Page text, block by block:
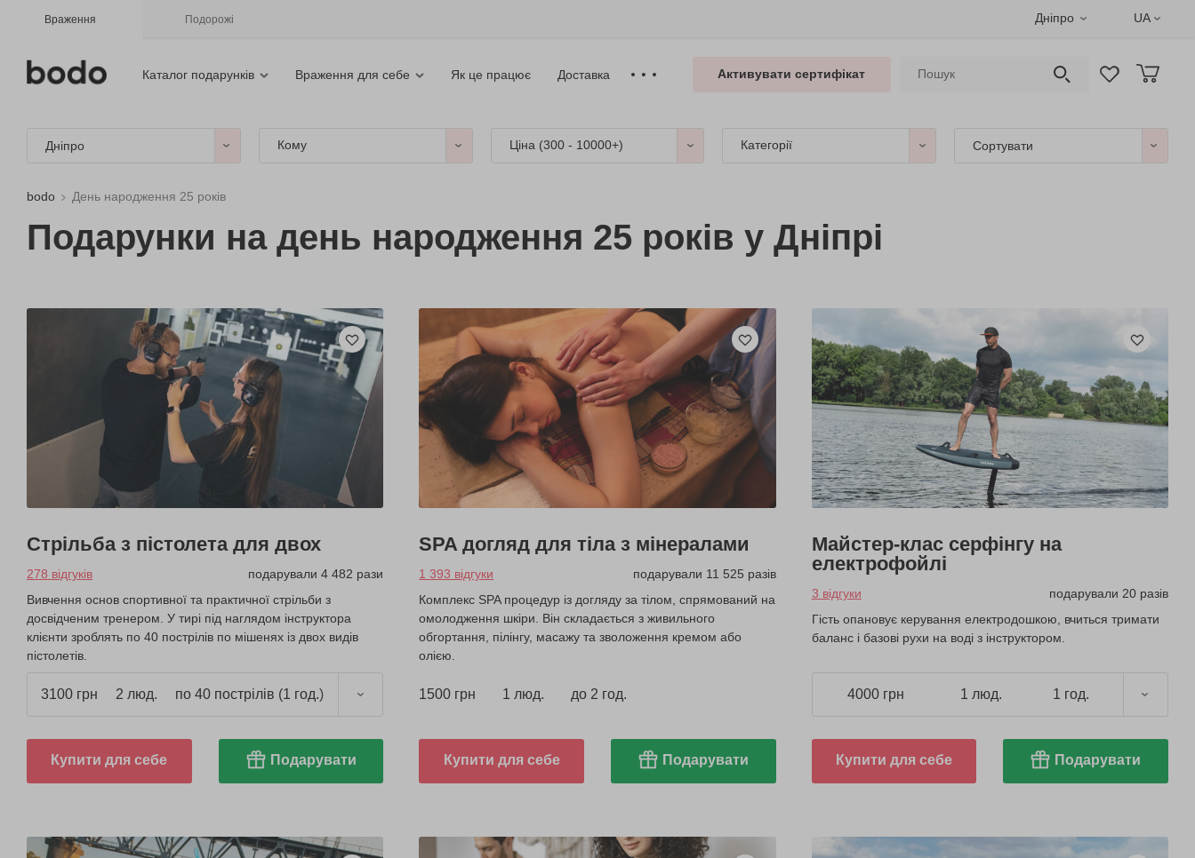
Враження Подорожі Дніпро UA
Каталог подарунків Враження для себе Як це працює Доставка Активувати сертифікат
Дніпро Кому Ціна (300 - 10000+) Категорії Сортувати
bodo День народження 25 років
Подарунки на день народження 25 років у Дніпрі
Стрільба з пістолета для двох
278 відгуків
подарували 4 482 рази
Вивчення основ спортивної та практичної стрільби з
досвідченим тренером. У тирі під наглядом інструктора
клієнти зроблять по 40 пострілів по мішенях із двох видів
пістолетів.
3100 грн 2 люд. по 40 пострілів (1 год.)
Купити для себе Подарувати
SPA догляд для тіла з мінералами
1 393 відгуки
подарували 11 525 разів
Комплекс SPA процедур із догляду за тілом, спрямований на
омолодження шкіри. Він складається з живильного
обгортання, пілінгу, масажу та зволоження кремом або
олією.
1500 грн 1 люд. до 2 год.
Купити для себе Подарувати
Майстер-клас серфінгу на
електрофойлі
3 відгуки
подарували 20 разів
Гість опановує керування електродошкою, вчиться тримати
баланс і базові рухи на воді з інструктором.
4000 грн 1 люд. 1 год.
Купити для себе Подарувати